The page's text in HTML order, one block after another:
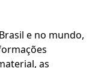
e no mundo,
as